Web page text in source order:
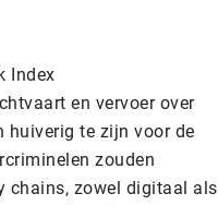
Index
en vervoer over
huiverig te zijn voor de
zouden
chains, zowel digitaal als